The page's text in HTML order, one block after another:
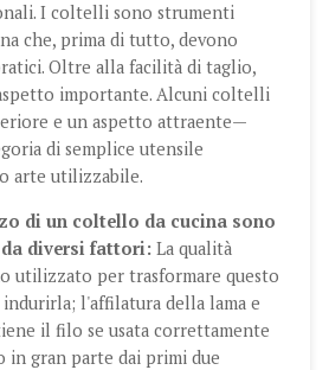
I coltelli sono strumenti
che, prima di tutto, devono
Oltre alla facilità di taglio,
importante. Alcuni coltelli
e un aspetto attraente—
di semplice utensile
arte utilizzabile.
di un coltello da cucina sono
diversi fattori: La qualità
utilizzato per trasformare questo
indurirla; l'affilatura della lama e
il filo se usata correttamente
in gran parte dai primi due